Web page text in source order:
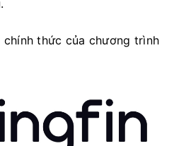
thức của chương trình